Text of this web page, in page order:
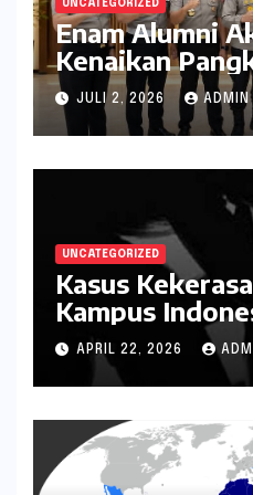
UNCATEGORIZED
Enam Alumni
Kenaikan
Penghargaan
kepada Negara
JULI 2, 2026 ADMIN
UNCATEGORIZED
Kasus
Kampus
Pola Berulang,
Penanganannya
APRIL 22, 2026